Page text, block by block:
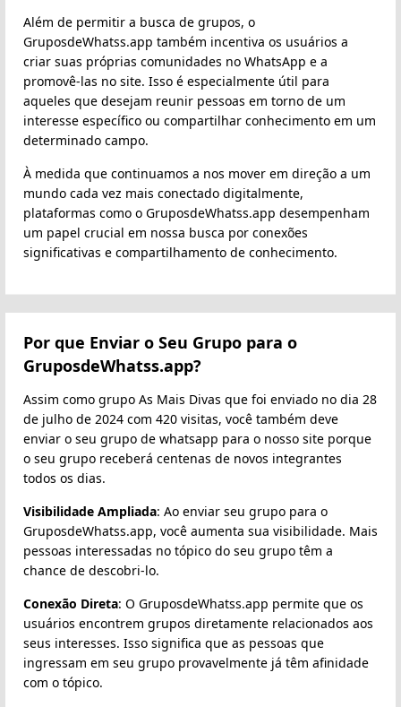
Além de permitir a busca de grupos, o
GruposdeWhatss.app também incentiva os usuários a
criar suas próprias comunidades no WhatsApp e a
promovê-las no site. Isso é especialmente útil para
aqueles que desejam reunir pessoas em torno de um
interesse específico ou compartilhar conhecimento em um
determinado campo.
À medida que continuamos a nos mover em direção a um
mundo cada vez mais conectado digitalmente,
plataformas como o GruposdeWhatss.app desempenham
um papel crucial em nossa busca por conexões
significativas e compartilhamento de conhecimento.
Por que Enviar o Seu Grupo para o
GruposdeWhatss.app?
Assim como grupo As Mais Divas que foi enviado no dia 28
de julho de 2024 com 420 visitas, você também deve
enviar o seu grupo de whatsapp para o nosso site porque
o seu grupo receberá centenas de novos integrantes
todos os dias.
Visibilidade Ampliada: Ao enviar seu grupo para o
GruposdeWhatss.app, você aumenta sua visibilidade. Mais
pessoas interessadas no tópico do seu grupo têm a
chance de descobri-lo.
Conexão Direta: O GruposdeWhatss.app permite que os
usuários encontrem grupos diretamente relacionados aos
seus interesses. Isso significa que as pessoas que
ingressam em seu grupo provavelmente já têm afinidade
com o tópico.